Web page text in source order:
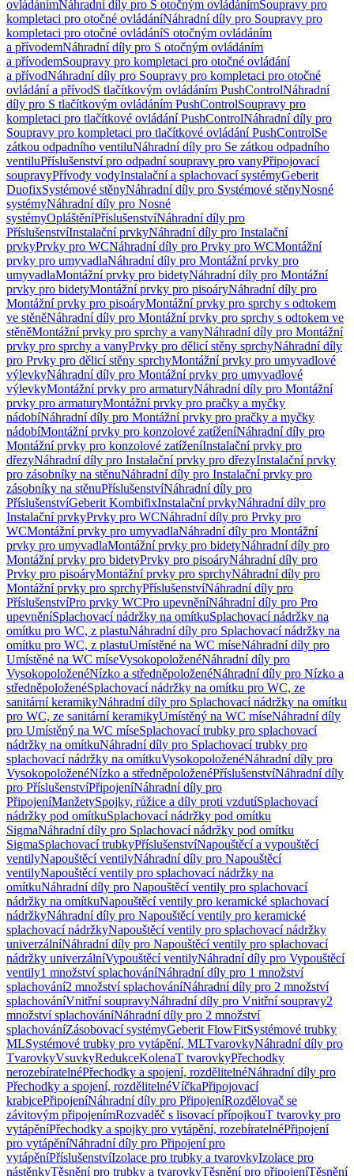
ovládánímNáhradní díly pro S otočným ovládánímSoupravy pro
kompletaci pro otočné ovládáníNáhradní díly pro Soupravy pro
kompletaci pro otočné ovládáníS otočným ovládáním
a přívodemNáhradní díly pro S otočným ovládáním
a přívodemSoupravy pro kompletaci pro otočné ovládání
a přívodNáhradní díly pro Soupravy pro kompletaci pro otočné
ovládání a přívodS tlačítkovým ovládáním PushControlNáhradní
díly pro S tlačítkovým ovládáním PushControlSoupravy pro
kompletaci pro tlačítkové ovládání PushControlNáhradní díly pro
Soupravy pro kompletaci pro tlačítkové ovládání PushControlSe
zátkou odpadního ventiluNáhradní díly pro Se zátkou odpadního
ventiluPříslušenství pro odpadní soupravy pro vanyPřipojovací
soupravyPřívody vodyInstalační a splachovací systémyGeberit
DuofixSystémové stěnyNáhradní díly pro Systémové stěnyNosné
systémyNáhradní díly pro Nosné
systémyOpláštěníPříslušenstvíNáhradní díly pro
PříslušenstvíInstalační prvkyNáhradní díly pro Instalační
prvkyPrvky pro WCNáhradní díly pro Prvky pro WCMontážní
prvky pro umyvadlaNáhradní díly pro Montážní prvky pro
umyvadlaMontážní prvky pro bidetyNáhradní díly pro Montážní
prvky pro bidetyMontážní prvky pro pisoáryNáhradní díly pro
Montážní prvky pro pisoáryMontážní prvky pro sprchy s odtokem
ve stěněNáhradní díly pro Montážní prvky pro sprchy s odtokem ve
stěněMontážní prvky pro sprchy a vanyNáhradní díly pro Montážní
prvky pro sprchy a vanyPrvky pro dělicí stěny sprchyNáhradní díly
pro Prvky pro dělicí stěny sprchyMontážní prvky pro umyvadlové
výlevkyNáhradní díly pro Montážní prvky pro umyvadlové
výlevkyMontážní prvky pro armaturyNáhradní díly pro Montážní
prvky pro armaturyMontážní prvky pro pračky a myčky
nádobíNáhradní díly pro Montážní prvky pro pračky a myčky
nádobíMontážní prvky pro konzolové zatíženíNáhradní díly pro
Montážní prvky pro konzolové zatíženíInstalační prvky pro
dřezyNáhradní díly pro Instalační prvky pro dřezyInstalační prvky
pro zásobníky na stěnuNáhradní díly pro Instalační prvky pro
zásobníky na stěnuPříslušenstvíNáhradní díly pro
PříslušenstvíGeberit KombifixInstalační prvkyNáhradní díly pro
Instalační prvkyPrvky pro WCNáhradní díly pro Prvky pro
WCMontážní prvky pro umyvadlaNáhradní díly pro Montážní
prvky pro umyvadlaMontážní prvky pro bidetyNáhradní díly pro
Montážní prvky pro bidetyPrvky pro pisoáryNáhradní díly pro
Prvky pro pisoáryMontážní prvky pro sprchyNáhradní díly pro
Montážní prvky pro sprchyPříslušenstvíNáhradní díly pro
PříslušenstvíPro prvky WCPro upevněníNáhradní díly pro Pro
upevněníSplachovací nádržky na omítkuSplachovací nádržky na
omítku pro WC, z plastuNáhradní díly pro Splachovací nádržky na
omítku pro WC, z plastuUmístěné na WC míseNáhradní díly pro
Umístěné na WC míseVysokopoloženéNáhradní díly pro
VysokopoloženéNízko a středněpoloženéNáhradní díly pro Nízko a
středněpoloženéSplachovací nádržky na omítku pro WC, ze
sanitární keramikyNáhradní díly pro Splachovací nádržky na omítku
pro WC, ze sanitární keramikyUmístěný na WC míseNáhradní díly
pro Umístěný na WC míseSplachovací trubky pro splachovací
nádržky na omítkuNáhradní díly pro Splachovací trubky pro
splachovací nádržky na omítkuVysokopoloženéNáhradní díly pro
VysokopoloženéNízko a středněpoloženéPříslušenstvíNáhradní díly
pro PříslušenstvíPřipojeníNáhradní díly pro
PřipojeníManžetySpojky, růžice a díly proti vzdutíSplachovací
nádržky pod omítkuSplachovací nádržky pod omítku
SigmaNáhradní díly pro Splachovací nádržky pod omítku
SigmaSplachovací trubkyPříslušenstvíNapouštěcí a vypouštěcí
ventilyNapouštěcí ventilyNáhradní díly pro Napouštěcí
ventilyNapouštěcí ventily pro splachovací nádržky na
omítkuNáhradní díly pro Napouštěcí ventily pro splachovací
nádržky na omítkuNapouštěcí ventily pro keramické splachovací
nádržkyNáhradní díly pro Napouštěcí ventily pro keramické
splachovací nádržkyNapouštěcí ventily pro splachovací nádržky
univerzálníNáhradní díly pro Napouštěcí ventily pro splachovací
nádržky univerzálníVypouštěcí ventilyNáhradní díly pro Vypouštěcí
ventily1 množství splachováníNáhradní díly pro 1 množství
splachování2 množství splachováníNáhradní díly pro 2 množství
splachováníVnitřní soupravyNáhradní díly pro Vnitřní soupravy2
množství splachováníNáhradní díly pro 2 množství
splachováníZásobovací systémyGeberit FlowFitSystémové trubky
MLSystémové trubky pro vytápění, MLTvarovkyNáhradní díly pro
TvarovkyVsuvkyRedukceKolenaT tvarovkyPřechodky
nerozebíratelnéPřechodky a spojení, rozdělitelnéNáhradní díly pro
Přechodky a spojení, rozdělitelnéVíčkaPřipojovací
krabicePřipojeníNáhradní díly pro PřipojeníRozdělovač se
závitovým připojenímRozvaděč s lisovací přípojkouT tvarovky pro
vytápěníPřechodky a spojky pro vytápění, rozebíratelnéPřipojení
pro vytápěníNáhradní díly pro Připojení pro
vytápěníPříslušenstvíIzolace pro trubky a tvarovkyIzolace pro
nástěnkyTěsnění pro trubky a tvarovkyTěsnění pro připojeníTěsnění